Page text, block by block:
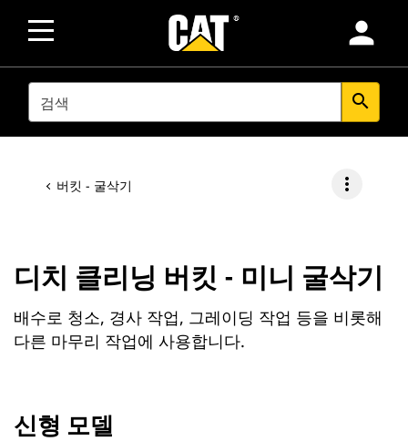
person
SEARCH search
버킷 - 굴삭기 more_vert
디치 클리닝 버킷 - 미니 굴삭기
배수로 청소, 경사 작업, 그레이딩 작업 등을 비롯해
다른 마무리 작업에 사용합니다.
신형 모델